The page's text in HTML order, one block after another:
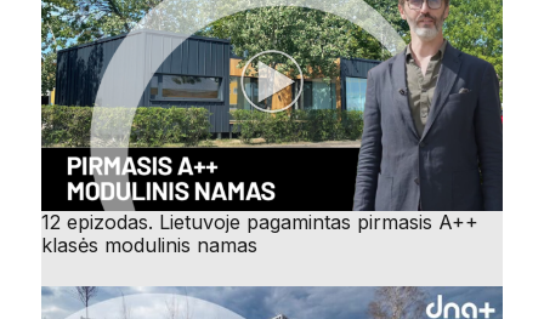
12 epizodas. Lietuvoje pagamintas pirmasis A++
klasės modulinis namas